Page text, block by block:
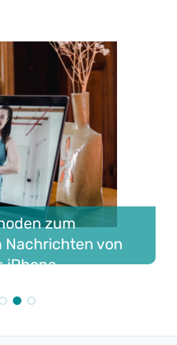
zum
Nachrichten von
iPhone.